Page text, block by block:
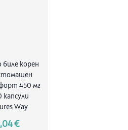
биле корен
450 мг
капсули
Way
€